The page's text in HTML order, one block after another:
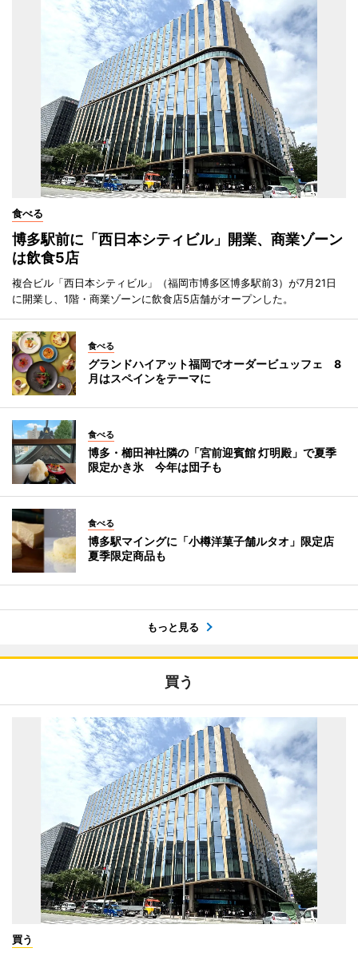
食べる
博多駅前に「西日本シティビル」開業、商業ゾーン
は飲食5店
複合ビル「西日本シティビル」（福岡市博多区博多駅前3）が7月21日
に開業し、1階・商業ゾーンに飲食店5店舗がオープンした。
食べる
グランドハイアット福岡でオーダービュッフェ 8
月はスペインをテーマに
食べる
博多・櫛田神社隣の「宮前迎賓館 灯明殿」で夏季
限定かき氷 今年は団子も
食べる
博多駅マイングに「小樽洋菓子舗ルタオ」限定店
夏季限定商品も
もっと見る
買う
買う